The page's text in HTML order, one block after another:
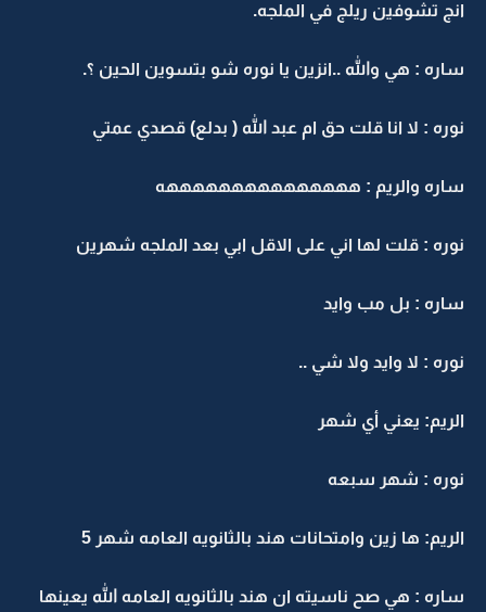
انج تشوفين ريلج في الملجه.
ساره : هي والله ..انزين يا نوره شو بتسوين الحين ؟.
نوره : لا انا قلت حق ام عبد الله ( بدلع) قصدي عمتي
ساره والريم : هههههههههههههههه
نوره : قلت لها اني على الاقل ابي بعد الملجه شهرين
ساره : بل مب وايد
نوره : لا وايد ولا شي ..
الريم: يعني أي شهر
نوره : شهر سبعه
الريم: ها زين وامتحانات هند بالثانويه العامه شهر 5
ساره : هي صح ناسيته ان هند بالثانويه العامه الله يعينها